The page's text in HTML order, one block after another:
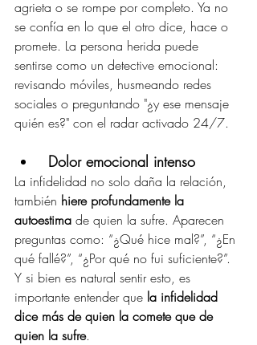
agrieta o se rompe por completo. Ya no
se confía en lo que el otro dice, hace o
promete. La persona herida puede
sentirse como un detective emocional:
revisando móviles, husmeando redes
sociales o preguntando "¿y ese mensaje
quién es?" con el radar activado 24/7.
Dolor emocional intenso
La infidelidad no solo daña la relación,
también hiere profundamente la
autoestima de quien la sufre. Aparecen
preguntas como: “¿Qué hice mal?”, “¿En
qué fallé?”, “¿Por qué no fui suficiente?”.
Y si bien es natural sentir esto, es
importante entender que la infidelidad
dice más de quien la comete que de
quien la sufre.